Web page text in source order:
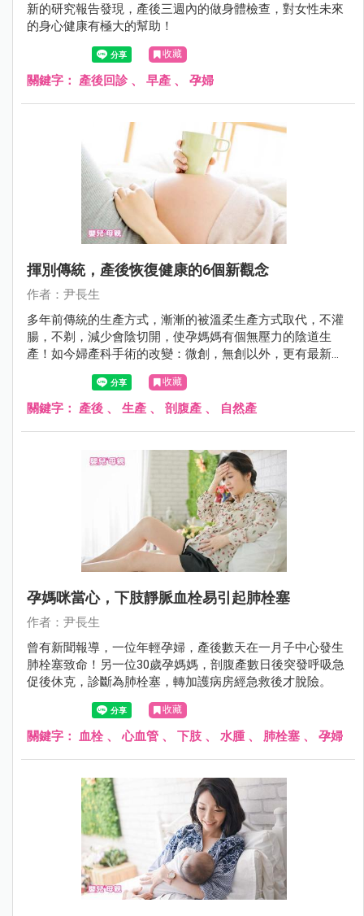
新的研究報告發現，產後三週內的做身體檢查，對女性未來
的身心健康有極大的幫助！
收藏
關鍵字： 產後回診 、 早產 、 孕婦
揮別傳統，產後恢復健康的6個新觀念
作者：尹長生
多年前傳統的生產方式，漸漸的被溫柔生產方式取代，不灌
腸，不剃，減少會陰切開，使孕媽媽有個無壓力的陰道生
產！如今婦產科手術的改變：微創，無創以外，更有最新的
術後快速恢復健康的方法
收藏
關鍵字： 產後 、 生產 、 剖腹產 、 自然產
孕媽咪當心，下肢靜脈血栓易引起肺栓塞
作者：尹長生
曾有新聞報導，一位年輕孕婦，產後數天在一月子中心發生
肺栓塞致命！另一位30歲孕媽媽，剖腹產數日後突發呼吸急
促後休克，診斷為肺栓塞，轉加護病房經急救後才脫險。
收藏
關鍵字： 血栓 、心血管 、 下肢 、 水腫、 肺栓塞 、 孕婦